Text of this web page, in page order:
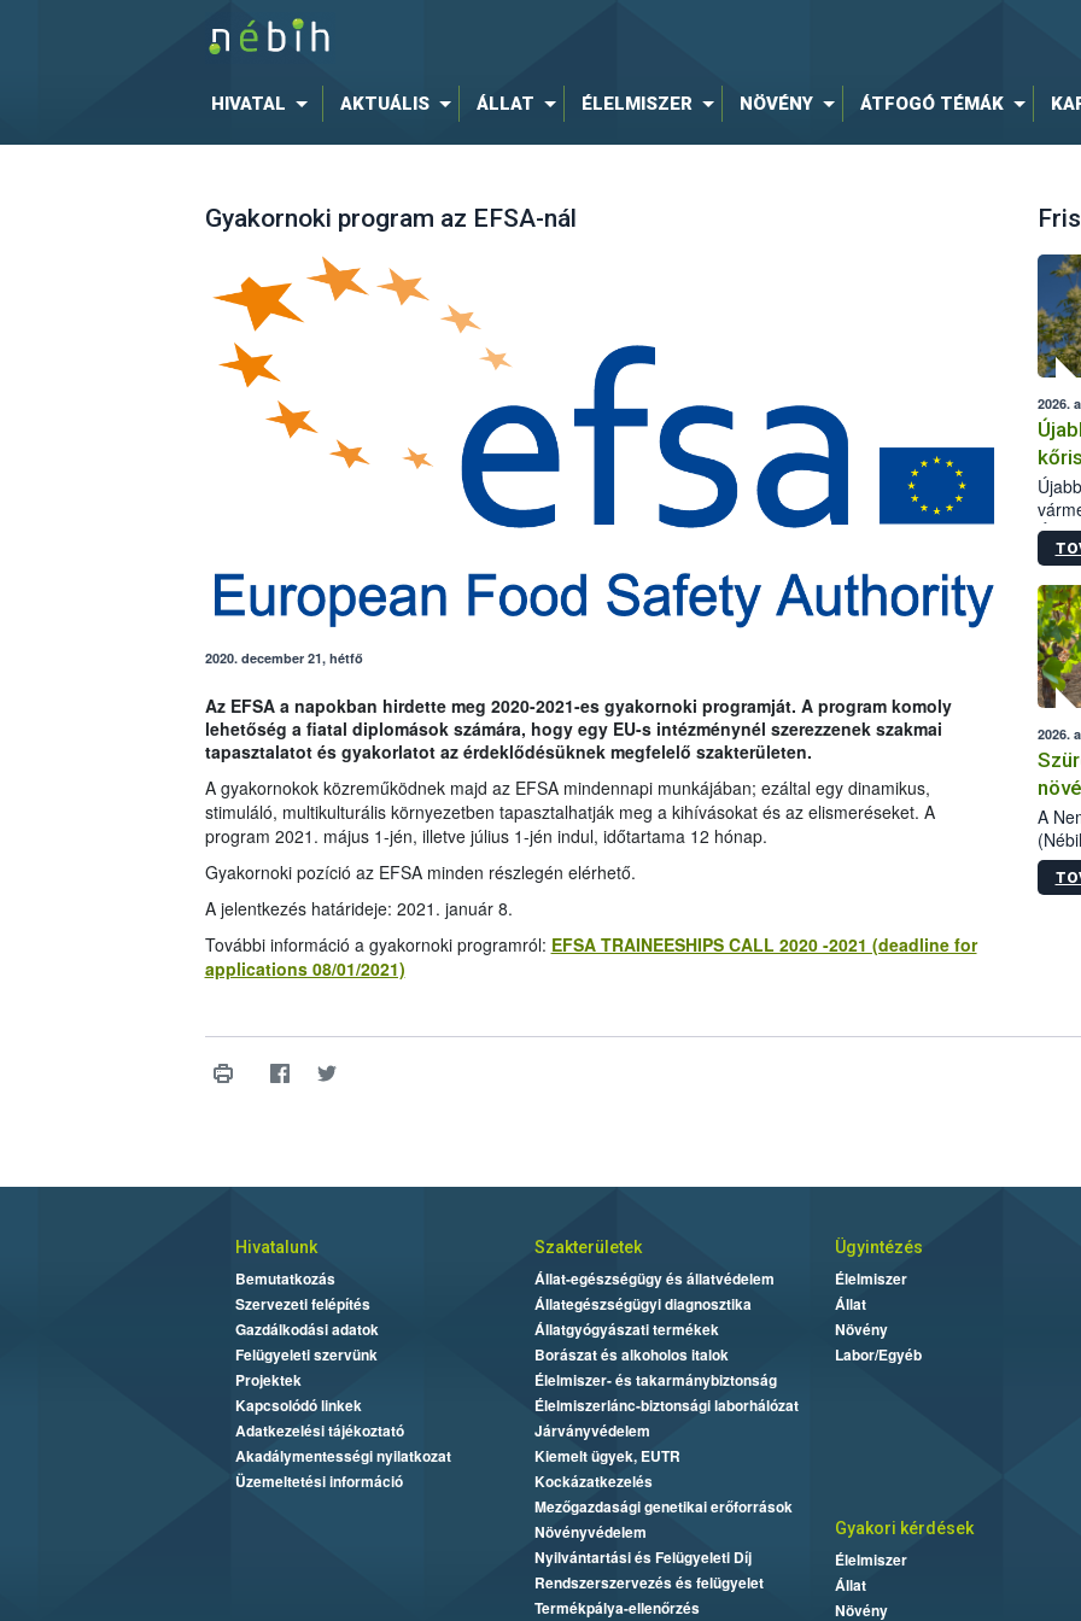
HIVATAL AKTUÁLIS ÁLLAT ÉLELMISZER NÖVÉNY ÁTFOGÓ TÉMÁK
Gyakornoki program az EFSA-nál
2020. december 21, hétfő
Az EFSA a napokban hirdette meg 2020-2021-es gyakornoki programját. A program komoly
lehetőség a fiatal diplomások számára, hogy egy EU-s intézménynél szerezzenek szakmai
tapasztalatot és gyakorlatot az érdeklődésüknek megfelelő szakterületen.
A gyakornokok közreműködnek majd az EFSA mindennapi munkájában; ezáltal egy dinamikus,
stimuláló, multikulturális környezetben tapasztalhatják meg a kihívásokat és az elismeréseket. A
program 2021. május 1-jén, illetve július 1-jén indul, időtartama 12 hónap.
Gyakornoki pozíció az EFSA minden részlegén elérhető.
A jelentkezés határideje: 2021. január 8.
További információ a gyakornoki programról: EFSA TRAINEESHIPS CALL 2020 -2021 (deadline for
applications 08/01/2021)
2026.
2026.
A
Hivatalunk
Bemutatkozás
Szervezeti felépítés
Gazdálkodási adatok
Felügyeleti szervünk
Projektek
Kapcsolódó linkek
Adatkezelési tájékoztató
Akadálymentességi nyilatkozat
Üzemeltetési információ
Szakterületek
Állat-egészségügy és állatvédelem
Állategészségügyi diagnosztika
Állatgyógyászati termékek
Borászat és alkoholos italok
Élelmiszer- és takarmánybiztonság
Élelmiszerlánc-biztonsági laborhálózat
Járványvédelem
Kiemelt ügyek, EUTR
Kockázatkezelés
Mezőgazdasági genetikai erőforrások
Növényvédelem
Nyilvántartási és Felügyeleti Díj
Rendszerszervezés és felügyelet
Termékpálya-ellenőrzés
Ügyintézés
Élelmiszer
Állat
Növény
Labor/Egyéb
Gyakori kérdések
Élelmiszer
Állat
Növény